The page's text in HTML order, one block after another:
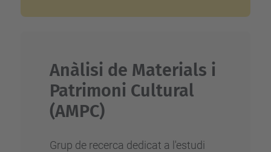
Anàlisi de Materials i
Patrimoni Cultural
(AMPC)
Grup de recerca dedicat a l'estudi